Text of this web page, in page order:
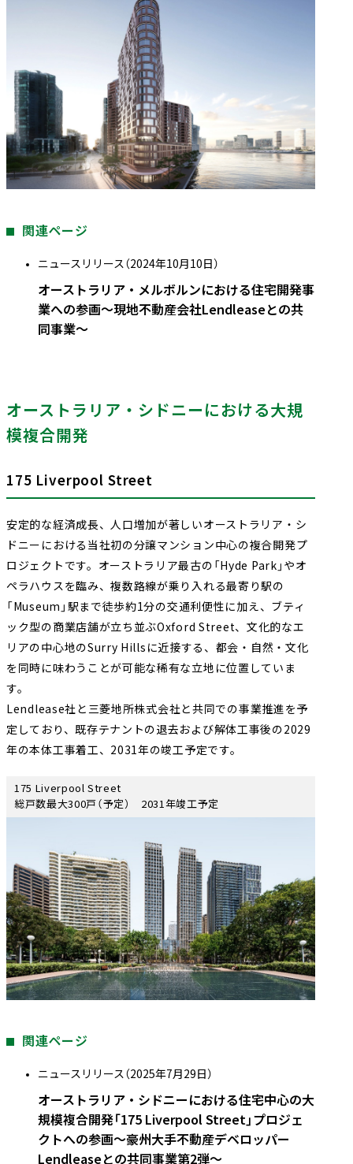
関連ページ
ニュースリリース（2024年10月10日）
オーストラリア・メルボルンにおける住宅開発事
業への参画～現地不動産会社Lendleaseとの共
同事業～
オーストラリア・シドニーにおける大規
模複合開発
175 Liverpool Street
安定的な経済成長、人口増加が著しいオーストラリア・シ
ドニーにおける当社初の分譲マンション中心の複合開発プ
ロジェクトです。オーストラリア最古の「Hyde Park」やオ
ペラハウスを臨み、複数路線が乗り入れる最寄り駅の
「Museum」駅まで徒歩約1分の交通利便性に加え、ブティ
ック型の商業店舗が立ち並ぶOxford Street、文化的なエ
リアの中心地のSurry Hillsに近接する、都会・自然・文化
を同時に味わうことが可能な稀有な立地に位置していま
す。
Lendlease社と三菱地所株式会社と共同での事業推進を予
定しており、既存テナントの退去および解体工事後の2029
年の本体工事着工、2031年の竣工予定です。
175 Liverpool Street
総戸数最大300戸（予定） 2031年竣工予定
関連ページ
ニュースリリース（2025年7月29日）
オーストラリア・シドニーにおける住宅中心の大
規模複合開発「175 Liverpool Street」プロジェ
クトへの参画～豪州大手不動産デベロッパー
Lendleaseとの共同事業第2弾～